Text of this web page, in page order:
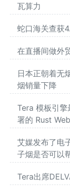
瓦算力
蛇口海关查获
在直播间做外
日本正朝着无
烟销量下降
Tera 模板引
署的 Rust
艾媒发布了电
子烟是否可以
Tera出席